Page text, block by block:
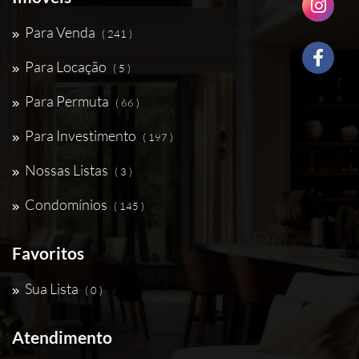
Para Venda ( 241 )
Para Locação ( 5 )
Para Permuta ( 66 )
Para Investimento ( 197 )
Nossas Listas ( 3 )
Condomínios ( 145 )
Favoritos
Sua Lista ( 0 )
Atendimento